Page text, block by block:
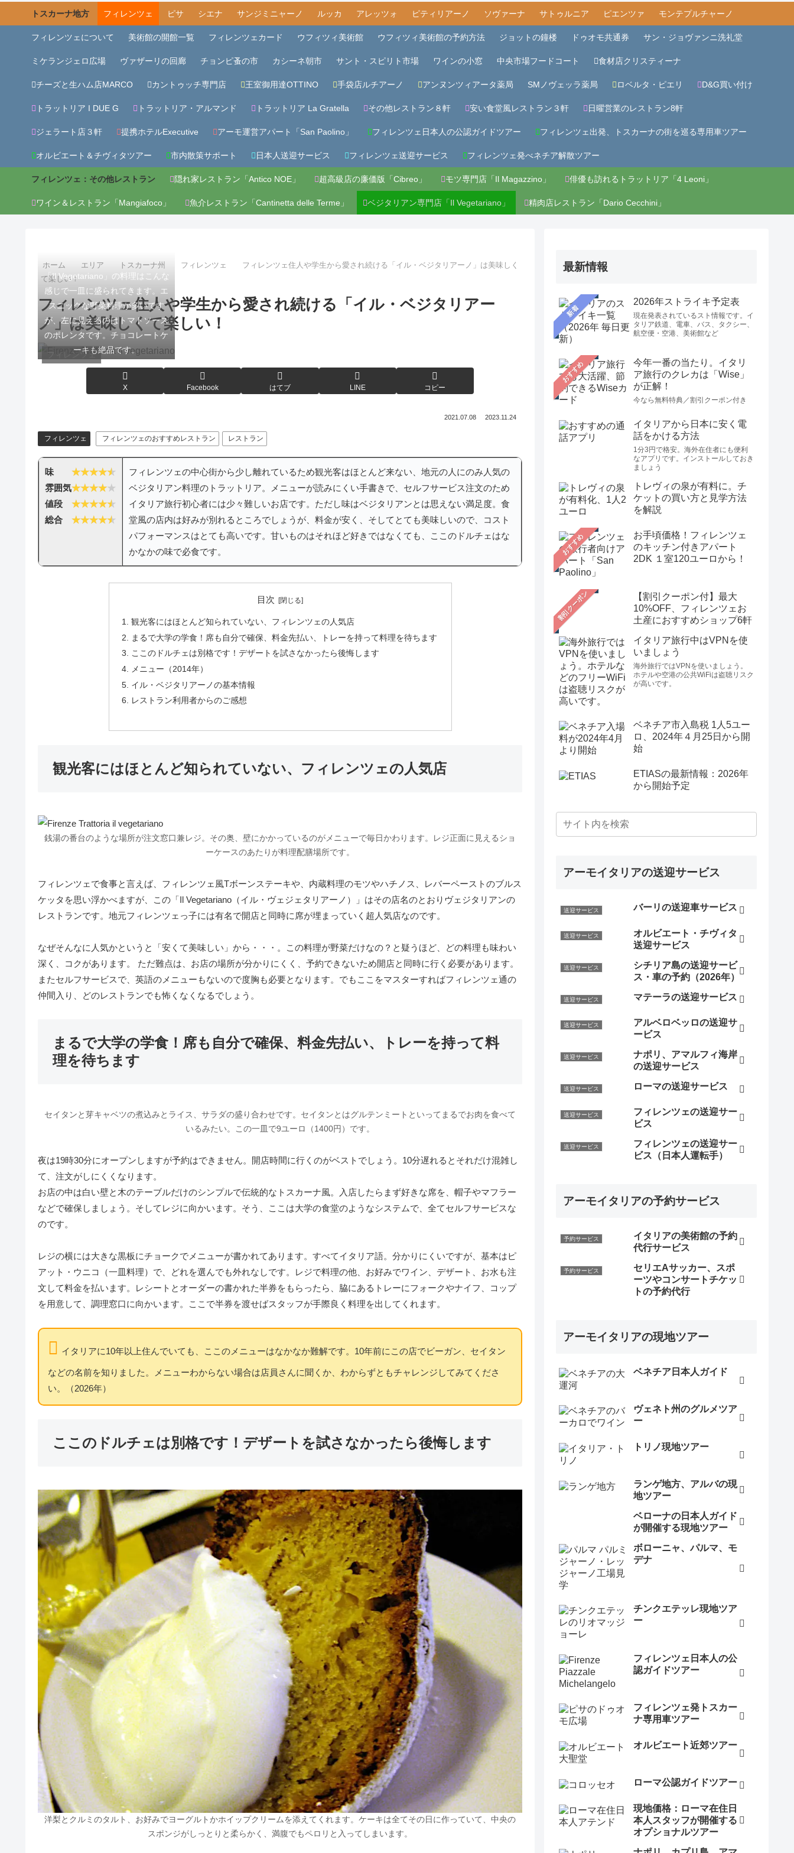
トスカーナ地方 フィレンツェ ピサ シエナ サンジミニャーノ ルッカ アレッツォ ピティリアーノ ソヴァーナ サトゥルニア ピエンツァ モンテプルチャーノ
フィレンツェについて 美術館の開館一覧 フィレンツェカード ウフィツィ美術館 ウフィツィ美術館の予約方法 ジョットの鐘楼 ドゥオモ共通券 サン・ジョヴァンニ洗礼堂
ミケランジェロ広場 ヴァザーリの回廊 チョンピ蚤の市 カシーネ朝市 サント・スピリト市場 ワインの小窓 中央市場フードコート 食材店クリスティーナ
チーズと生ハム店MARCO カントゥッチ専門店 王室御用達OTTINO 手袋店ルチアーノ アンヌンツィアータ薬局 SMノヴェッラ薬局 ロベルタ・ピエリ D&G買い付け
トラットリア I DUE G トラットリア・アルマンド トラットリア La Gratella その他レストラン８軒 安い食堂風レストラン３軒 日曜営業のレストラン8軒
ジェラート店３軒 提携ホテルExecutive アーモ運営アパート「San Paolino」 フィレンツェ日本人の公認ガイドツアー フィレンツェ出発、トスカーナの街を巡る専用車ツアー
オルビエート＆チヴィタツアー 市内散策サポート 日本人送迎サービス フィレンツェ送迎サービス フィレンツェ発べネチア解散ツアー
フィレンツェ：その他レストラン 隠れ家レストラン「Antico NOE」 超高級店の廉価版「Cibreo」 モツ専門店「Il Magazzino」 俳優も訪れるトラットリア「4 Leoni」
ワイン＆レストラン「Mangiafoco」 魚介レストラン「Cantinetta delle Terme」 ベジタリアン専門店「Il Vegetariano」 精肉店レストラン「Dario Cecchini」
ホーム エリア トスカーナ州 フィレンツェ
フィレンツェ住人や学生から愛され続ける「イル・ベジタリアーノ」は美味しく
て楽しい！
フィレンツェ住人や学生から愛され続ける「イル・ベジタリアー
ノ」は美味しくて楽しい！
フィレンツェ
「Il Vegetariano」の料理はこんな
感じで一皿に盛られてきます。エ
スニックな野菜料理が多いです
が、左に見えるのはトマトソース
のポレンタです。チョコレートケ
ーキも絶品です。
X Facebook はてブ LINE コピー
2021.07.08 2023.11.24
フィレンツェ フィレンツェのおすすめレストラン レストラン
味
雰囲気
値段
総合
フィレンツェの中心街から少し離れているため観光客はほとんど来ない、地元の人にのみ人気の
ベジタリアン料理のトラットリア。メニューが読みにくい手書きで、セルフサービス注文のため
イタリア旅行初心者には少々難しいお店です。ただし味はベジタリアンとは思えない満足度。食
堂風の店内は好みが別れるところでしょうが、料金が安く、そしてとても美味しいので、コスト
パフォーマンスはとても高いです。甘いものはそれほど好きではなくても、ここのドルチェはな
かなかの味で必食です。
目次
観光客にはほとんど知られていない、フィレンツェの人気店
まるで大学の学食！席も自分で確保、料金先払い、トレーを持って料理を待ちます
ここのドルチェは別格です！デザートを試さなかったら後悔します
メニュー（2014年）
イル・ベジタリアーノの基本情報
レストラン利用者からのご感想
観光客にはほとんど知られていない、フィレンツェの人気店
銭湯の番台のような場所が注文窓口兼レジ。その奥、壁にかかっているのがメニューで毎日かわります。レジ正面に見えるショ
ーケースのあたりが料理配膳場所です。
フィレンツェで食事と言えば、フィレンツェ風Tボーンステーキや、内蔵料理のモツやハチノス、レバーペーストのブルス
ケッタを思い浮かべますが、この「Il Vegetariano（イル・ヴェジェタリアーノ）」はその店名のとおりヴェジタリアンの
レストランです。地元フィレンツェっ子には有名で開店と同時に席が埋まっていく超人気店なのです。
なぜそんなに人気かというと「安くて美味しい」から・・・。この料理が野菜だけなの？と疑うほど、どの料理も味わい
深く、コクがあります。 ただ難点は、お店の場所が分かりにくく、予約できないため開店と同時に行く必要があります。
またセルフサービスで、英語のメニューもないので度胸も必要となります。でもここをマスターすればフィレンツェ通の
仲間入り、どのレストランでも怖くなくなるでしょう。
まるで大学の学食！席も自分で確保、料金先払い、トレーを持って料
理を待ちます
セイタンと芽キャベツの煮込みとライス、サラダの盛り合わせです。セイタンとはグルテンミートといってまるでお肉を食べて
いるみたい。この一皿で9ユーロ（1400円）です。
夜は19時30分にオープンしますが予約はできません。開店時間に行くのがベストでしょう。10分遅れるとそれだけ混雑し
て、注文がしにくくなります。
お店の中は白い壁と木のテーブルだけのシンプルで伝統的なトスカーナ風。入店したらまず好きな席を、帽子やマフラー
などで確保しましょう。そしてレジに向かいます。そう、ここは大学の食堂のようなシステムで、全てセルフサービスな
のです。
レジの横には大きな黒板にチョークでメニューが書かれてあります。すべてイタリア語。分かりにくいですが、基本はピ
アット・ウニコ（一皿料理）で、どれを選んでも外れなしです。レジで料理の他、お好みでワイン、デザート、お水も注
文して料金を払います。レシートとオーダーの書かれた半券をもらったら、脇にあるトレーにフォークやナイフ、コップ
を用意して、調理窓口に向かいます。ここで半券を渡せばスタッフが手際良く料理を出してくれます。
イタリアに10年以上住んでいても、ここのメニューはなかなか難解です。10年前にこの店でビーガン、セイタン
などの名前を知りました。メニューわからない場合は店員さんに聞くか、わからずともチャレンジしてみてくださ
い。（2026年）
ここのドルチェは別格です！デザートを試さなかったら後悔します
洋梨とクルミのタルト、お好みでヨーグルトかホイップクリームを添えてくれます。ケーキは全てその日に作っていて、中央の
スポンジがしっとりと柔らかく、満腹でもペロリと入ってしまいます。
最新情報
新着
2026年ストライキ予定表
現在発表されているスト情報です。イ
タリア鉄道、電車、バス、タクシー、
航空便・空港、美術館など
おすすめ
今年一番の当たり。イタリ
ア旅行のクレカは「Wise」
が正解！
今なら無料特典／割引クーポン付き
イタリアから日本に安く電
話をかける方法
1分3円で格安。海外在住者にも便利
なアプリです。インストールしておき
ましょう
トレヴィの泉が有料に。チ
ケットの買い方と見学方法
を解説
おすすめ
お手頃価格！フィレンツェ
のキッチン付きアパート
2DK １室120ユーロから！
【割引クーポン付】最大
10%OFF、フィレンツェお
土産におすすめショップ6軒
イタリア旅行中はVPNを使
いましょう
海外旅行ではVPNを使いましょう。
ホテルや空港の公共WiFiは盗聴リスク
が高いです。
ベネチア市入島税 1人5ユー
ロ、2024年４月25日から開
始
ETIASの最新情報：2026年
から開始予定
アーモイタリアの送迎サービス
送迎サービス バーリの送迎車サービス
送迎サービス
オルビエート・チヴィタ
送迎サービス
送迎サービス
シチリア島の送迎サービ
ス・車の予約（2026年）
送迎サービス マテーラの送迎サービス
送迎サービス
アルベロベッロの送迎サ
ービス
送迎サービス
ナポリ、アマルフィ海岸
の送迎サービス
送迎サービス ローマの送迎サービス
送迎サービス
フィレンツェの送迎サー
ビス
送迎サービス
フィレンツェの送迎サー
ビス（日本人運転手）
アーモイタリアの予約サービス
予約サービス
イタリアの美術館の予約
代行サービス
予約サービス
セリエAサッカー、スポ
ーツやコンサートチケッ
トの予約代行
アーモイタリアの現地ツアー
ベネチア日本人ガイド
ヴェネト州のグルメツア
ー
トリノ現地ツアー
ランゲ地方、アルバの現
地ツアー
ベローナの日本人ガイド
が開催する現地ツアー
ボローニャ、パルマ、モ
デナ
チンクエテッレ現地ツア
ー
フィレンツェ日本人の公
認ガイドツアー
フィレンツェ発トスカー
ナ専用車ツアー
オルビエート近郊ツアー
ローマ公認ガイドツアー
現地価格：ローマ在住日
本人スタッフが開催する
オプショナルツアー